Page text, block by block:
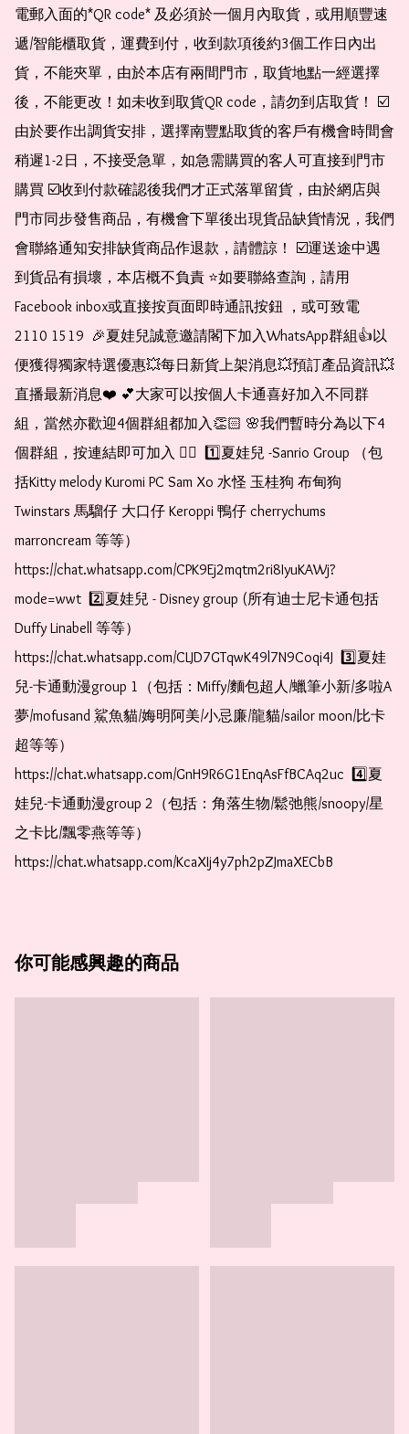
電郵入面的*QR code* 及必須於一個月內取貨，或用順豐速
遞/智能櫃取貨，運費到付，收到款項後約3個工作日內出
貨，不能夾單，由於本店有兩間門市，取貨地點一經選擇
後，不能更改！如未收到取貨QR code，請勿到店取貨！ ☑️
由於要作出調貨安排，選擇南豐點取貨的客戶有機會時間會
稍遲1-2日，不接受急單，如急需購買的客人可直接到門市
購買 ☑️收到付款確認後我們才正式落單留貨，由於網店與
門市同步發售商品，有機會下單後出現貨品缺貨情況，我們
會聯絡通知安排缺貨商品作退款，請體諒！ ☑️運送途中遇
到貨品有損壞，本店概不負責 ⭐️如要聯絡查詢，請用
Facebook inbox或直接按頁面即時通訊按鈕 ，或可致電
2110 1519  🎉夏娃兒誠意邀請閣下加入WhatsApp群組👍以
便獲得獨家特選優惠💥每日新貨上架消息💥預訂產品資訊💥
直播最新消息❤️ 💕大家可以按個人卡通喜好加入不同群
組，當然亦歡迎4個群組都加入👏🏻 🌸我們暫時分為以下4
個群組，按連結即可加入 👇🏻  1️⃣夏娃兒 -Sanrio Group （包
括Kitty melody Kuromi PC Sam Xo 水怪 玉桂狗 布甸狗
Twinstars 馬騮仔 大口仔 Keroppi 鴨仔 cherrychums
marroncream 等等）
https://chat.whatsapp.com/CPK9Ej2mqtm2ri8IyuKAWj?
mode=wwt  2️⃣夏娃兒 - Disney group (所有迪士尼卡通包括
Duffy Linabell 等等）
https://chat.whatsapp.com/CLJD7GTqwK49l7N9Coqi4J  3️⃣夏娃
兒-卡通動漫group 1（包括：Miffy/麵包超人/蠟筆小新/多啦A
夢/mofusand 鯊魚貓/娒明阿美/小忌廉/龍貓/sailor moon/比卡
超等等）
https://chat.whatsapp.com/GnH9R6G1EnqAsFfBCAq2uc  4️⃣夏
娃兒-卡通動漫group 2（包括：角落生物/鬆弛熊/snoopy/星
之卡比/飄零燕等等）
https://chat.whatsapp.com/KcaXIj4y7ph2pZJmaXECbB
你可能感興趣的商品